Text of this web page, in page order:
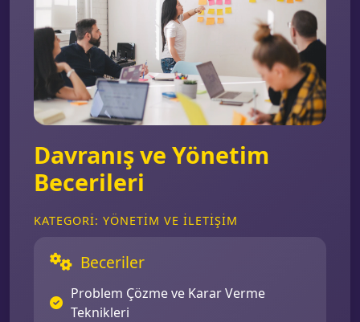
Davranış ve Yönetim
Becerileri
KATEGORI: YÖNETIM VE İLETIŞIM
Beceriler
Problem Çözme ve Karar Verme
Teknikleri